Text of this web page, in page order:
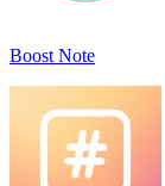
Boost Note